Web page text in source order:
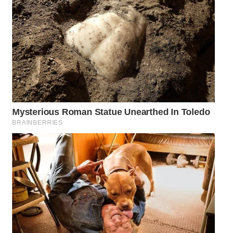
KALBAR
WN
KALTENG
WN
KALTARA
WN
KALSEL
WN
KALTIM
WN
SULSEL
WN
GORONTALO